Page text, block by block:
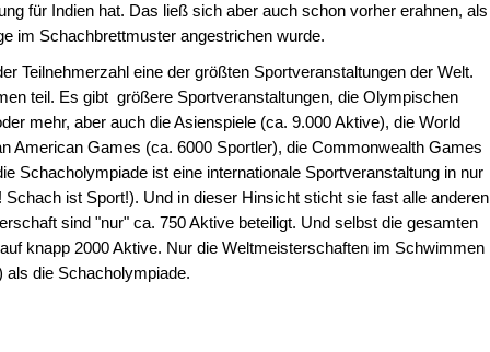
für Indien hat. Das ließ sich aber auch schon vorher erahnen, als
im Schachbrettmuster angestrichen wurde.
Teilnehmerzahl eine der größten Sportveranstaltungen der Welt.
teil. Es gibt größere Sportveranstaltungen, die Olympischen
mehr, aber auch die Asienspiele (ca. 9.000 Aktive), die World
American Games (ca. 6000 Sportler), die Commonwealth Games
Schacholympiade ist eine internationale Sportveranstaltung in nur
ist Sport!). Und in dieser Hinsicht sticht sie fast alle anderen
sind "nur" ca. 750 Aktive beteiligt. Und selbst die gesamten
knapp 2000 Aktive. Nur die Weltmeisterschaften im Schwimmen
die Schacholympiade.